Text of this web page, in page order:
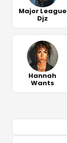
Major League
Djz
Hannah
Wants